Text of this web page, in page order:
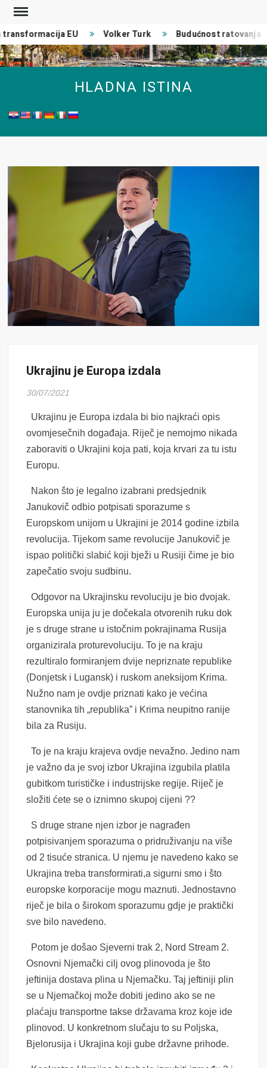
Skip
content
EU Volker Turk Budućnost ratovanja
HLADNA ISTINA
Ukrajinu je Europa izdala
30/07/2021
Ukrajinu je Europa izdala bi bio najkraći opis
ovomjesečnih događaja. Riječ je nemojmo nikada
zaboraviti o Ukrajini koja pati, koja krvari za tu istu
Europu.
Nakon što je legalno izabrani predsjednik
Janukovič odbio potpisati sporazume s
Europskom unijom u Ukrajini je 2014 godine izbila
revolucija. Tijekom same revolucije Janukovič je
ispao politički slabić koji bježi u Rusiji čime je bio
zapečatio svoju sudbinu.
Odgovor na Ukrajinsku revoluciju je bio dvojak.
Europska unija ju je dočekala otvorenih ruku dok
je s druge strane u istočnim pokrajinama Rusija
organizirala proturevoluciju. To je na kraju
rezultiralo formiranjem dvije nepriznate republike
(Donjetsk i Lugansk) i ruskom aneksijom Krima.
Nužno nam je ovdje priznati kako je većina
stanovnika tih „republika” i Krima neupitno ranije
bila za Rusiju.
To je na kraju krajeva ovdje nevažno. Jedino nam
je važno da je svoj izbor Ukrajina izgubila platila
gubitkom turističke i industrijske regije. Riječ je
složiti ćete se o iznimno skupoj cijeni ??
S druge strane njen izbor je nagrađen
potpisivanjem sporazuma o pridruživanju na više
od 2 tisuće stranica. U njemu je navedeno kako se
Ukrajina treba transformirati,a sigurni smo i što
europske korporacije mogu maznuti. Jednostavno
riječ je bila o širokom sporazumu gdje je praktički
sve bilo navedeno.
Potom je došao Sjeverni trak 2, Nord Stream 2.
Osnovni Njemački cilj ovog plinovoda je što
jeftinija dostava plina u Njemačku. Taj jeftiniji plin
se u Njemačkoj može dobiti jedino ako se ne
plaćaju transportne takse državama kroz koje ide
plinovod. U konkretnom slučaju to su Poljska,
Bjelorusija i Ukrajina koji gube državne prihode.